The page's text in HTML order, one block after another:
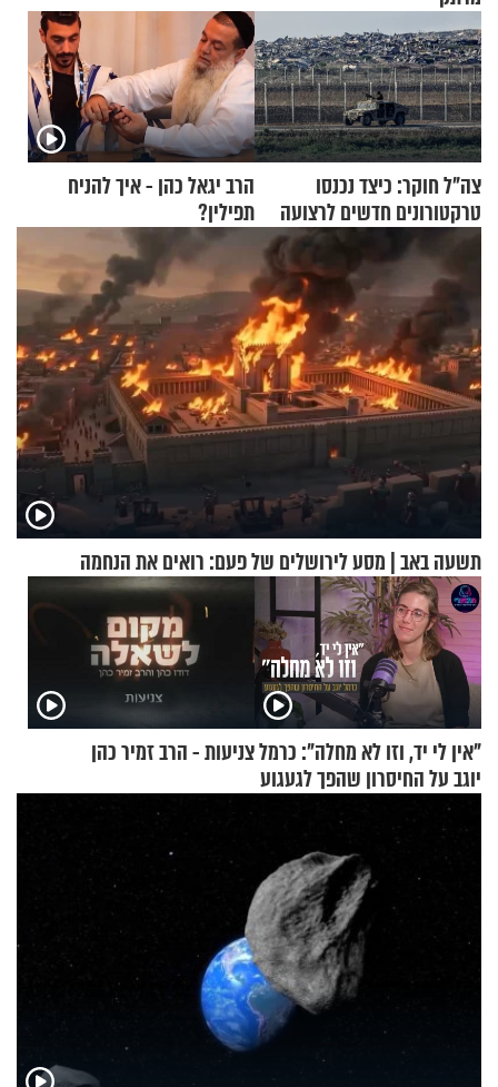
צה"ל חוקר: כיצד נכנסו
טרקטורונים חדשים לרצועה
הרב יגאל כהן - איך להניח
תפילין?
תשעה באב | מסע לירושלים של פעם: רואים את הנחמה
"אין לי יד, וזו לא מחלה": כרמל
יוגב על החיסרון שהפך לגעגוע
צניעות - הרב זמיר כהן